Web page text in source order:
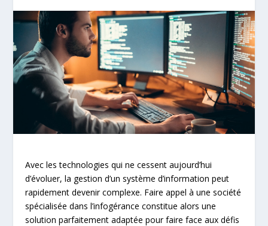
Avec les technologies qui ne cessent aujourd’hui
d’évoluer, la gestion d’un système d’information peut
rapidement devenir complexe. Faire appel à une société
spécialisée dans l’infogérance constitue alors une
solution parfaitement adaptée pour faire face aux défis